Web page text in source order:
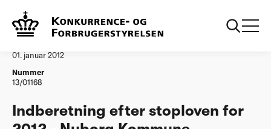
Vandtilsyn
01. januar 2012
Nummer
13/01168
Indberetning efter stoploven for